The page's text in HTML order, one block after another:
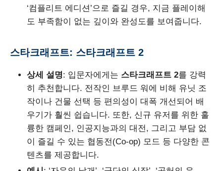
‘컴플리트 에디션’으로 즐길 경우, 지금 플레이해
도 부족함이 없는 깊이와 완성도를 보여줍니다.
스타크래프트: 스타크래프트 2
상세 설명: 입문자에게는 스타크래프트 2를 강력
히 추천합니다. 전작인 브루드 워에 비해 유닛 조
작이나 건물 선택 등 편의성이 대폭 개선되어 배
우기가 훨씬 쉽습니다. 또한, 신규 유저를 위한 훌
륭한 캠페인, 인공지능과의 대전, 그리고 부담 없
이 즐길 수 있는 협동전(Co-op) 모드 등 다양한 콘
텐츠를 제공합니다.